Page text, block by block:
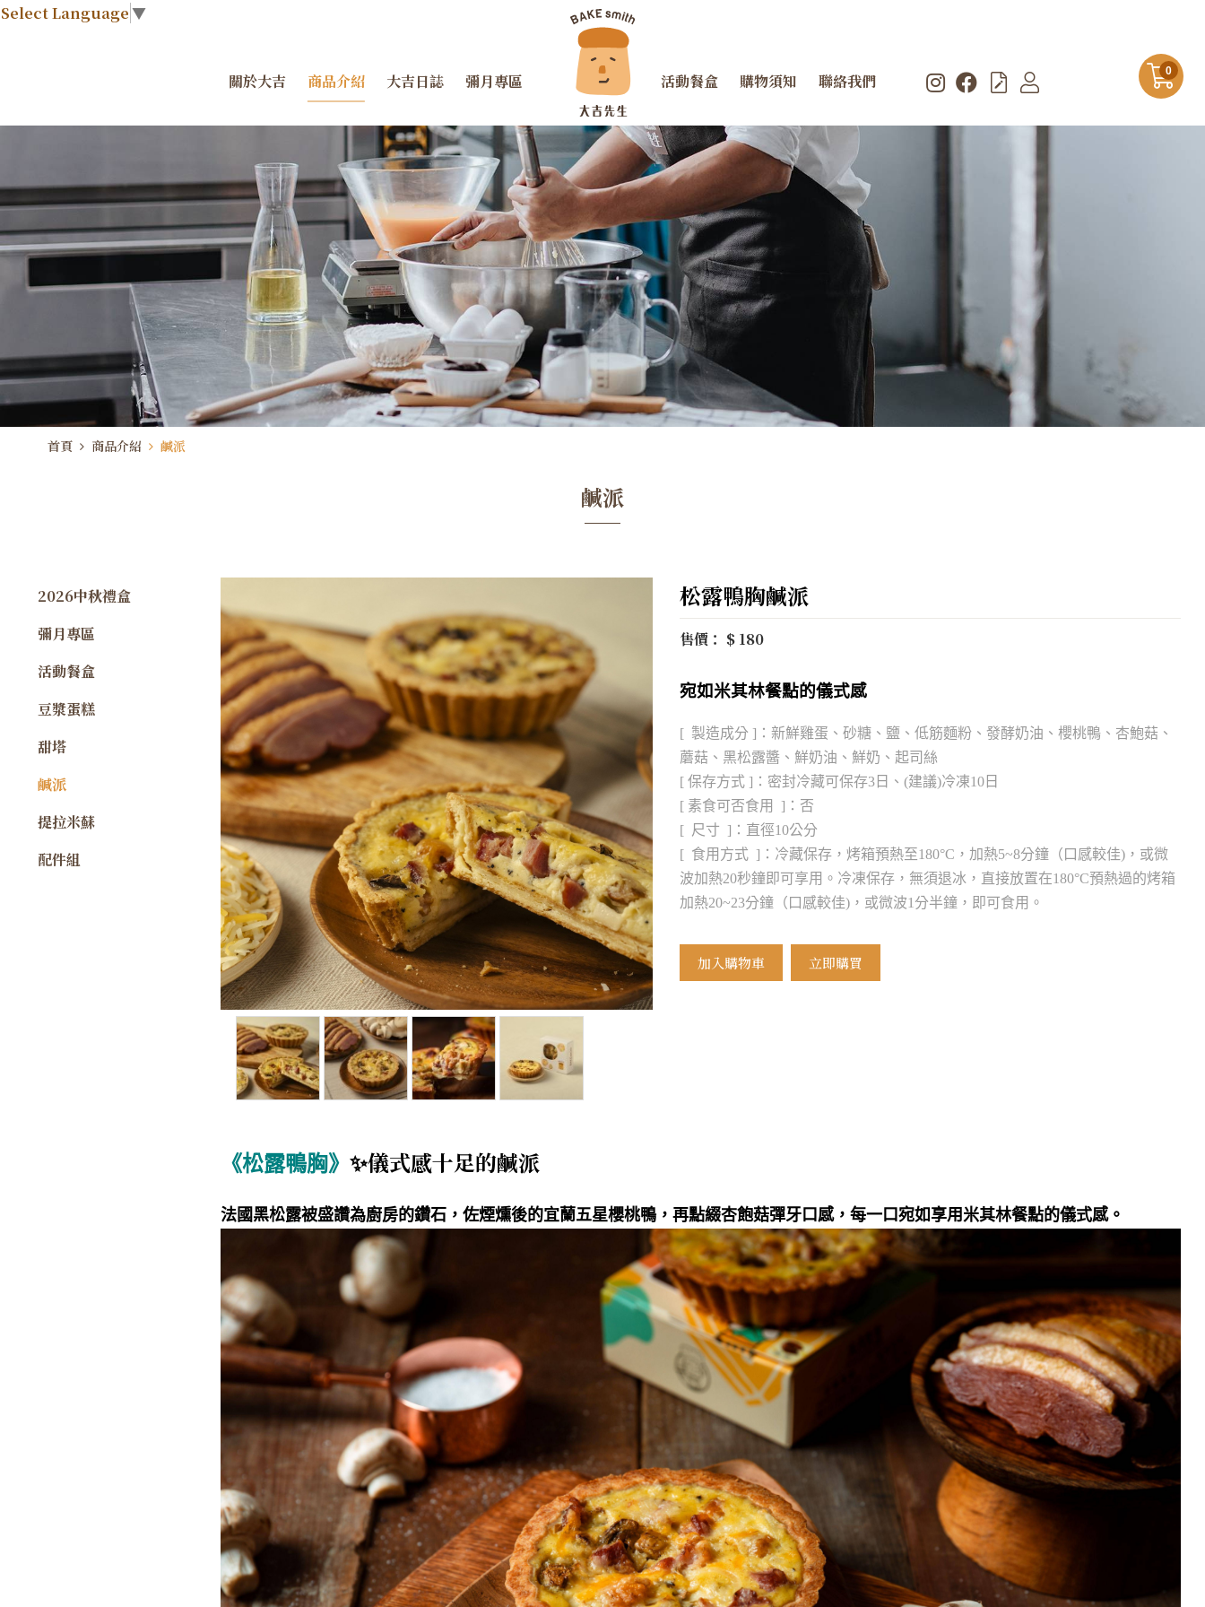
Select Language▼
關於大吉 商品介紹 大吉日誌 彌月專區 活動餐盒 購物須知 聯絡我們
首頁 商品介紹 鹹派
鹹派
2026中秋禮盒
彌月專區
活動餐盒
豆漿蛋糕
甜塔
鹹派
提拉米蘇
配件組
松露鴨胸鹹派
售價： $ 180
宛如米其林餐點的儀式感
[ 製造成分 ]：新鮮雞蛋、砂糖、鹽 、 低筋麵粉、發酵奶油、櫻桃鴨、 杏鮑菇、
蘑菇、 黑松露醬、 鮮奶油、鮮奶、起司絲
[ 保存方式 ]：密封冷藏可保存3日、(建議)冷凍10日
[ 素食可否食用 ]：否
[ 尺寸 ]：直徑10公分
[ 食用方式 ]：冷藏保存，烤箱預熱至180°C，加熱5~8分鐘（口感較佳)，或微
波加熱20秒鐘即可享用。冷凍保存，無須退冰，直接放置在180°C預熱過的烤箱
加熱20~23分鐘（口感較佳)，或微波1分半鐘，即可食用。
加入購物車 立即購買
《松露鴨胸》 ✨儀式感十足的鹹派
法國黑松露被盛讚為廚房的鑽石，佐煙燻後的宜蘭五星櫻桃鴨，再點綴杏飽菇彈牙口感，每一口宛如享用米其林餐點的儀式感。
0